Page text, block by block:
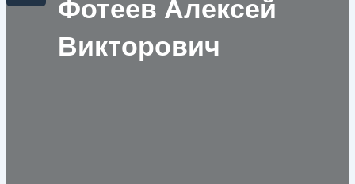
Фотеев Алексей
Викторович